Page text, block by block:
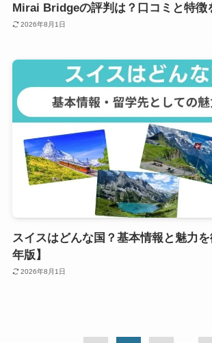
Mirai Bridgeの評判は？口コミと特徴
2026年8月1日
スイスはどんな国？基本情報と魅力
年版】
2026年8月1日